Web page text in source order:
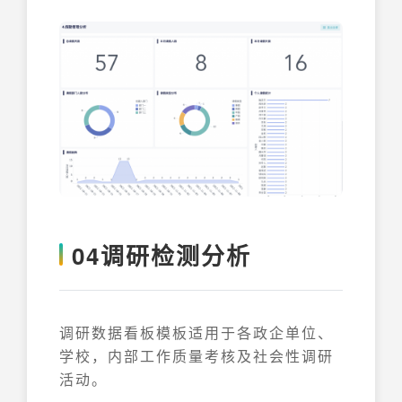
04调研检测分析
调研数据看板模板适用于各政企单位、
学校，内部工作质量考核及社会性调研
活动。